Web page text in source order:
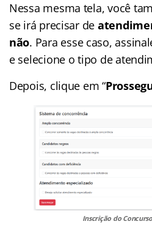
Nessa mesma tela, você
se irá precisar de
não. Para esse caso,
e selecione o tipo de
Depois, clique em “
Inscrição do